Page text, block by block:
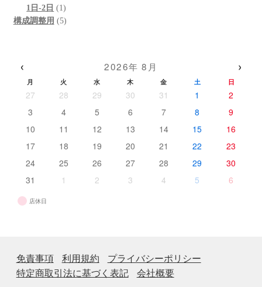
商
品
の
商
1日-2日 11
個
構成調整用 55
‹ 2026年 8月 ›
月 火 水 木 金 土 日
27 28 29 30 31 1
2
3
4 5 6 7 8
9
10
11 12 13 14 15
16
17
18 19 20 21 22
23
24
25 26 27 28 29
30
31
1 2 3 4 5 6
店休日
免責事項 利用規約
プライバシーポリシー
特定商取引法に基づく表記
会社概要